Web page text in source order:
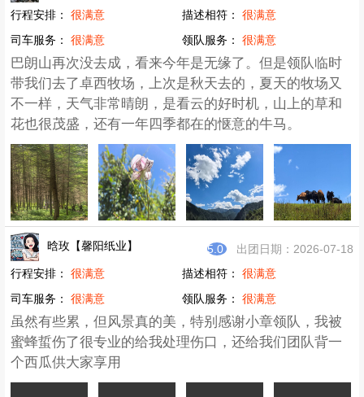
行程安排：很满意 描述相符： 很满意
司车服务：很满意 领队服务： 很满意
巴朗山再次没去成，看来今年是无缘了。但是领队临时
带我们去了卓西牧场，上次是秋天去的，夏天的牧场又
不一样，天气非常晴朗，是看云的好时机，山上的草和
花也很茂盛，还有一年四季都在的惬意的牛马。
晗玫【馨阳纸业】 5.0
出团日期：2026-07-18
行程安排：很满意 描述相符： 很满意
司车服务：很满意 领队服务： 很满意
虽然有些累，但风景真的美，特别感谢小章领队，我被
蜜蜂蜇伤了很专业的给我处理伤口，还给我们团队背一
个西瓜供大家享用